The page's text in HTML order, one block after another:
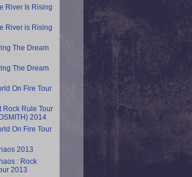
River Is Rising
River is Rising
The Dream
The Dream
On Fire Tour
Rock Rule Tour
2014
On Fire Tour
2013
: Rock
2013